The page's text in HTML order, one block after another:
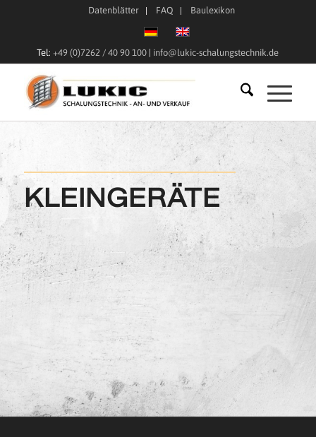
Datenblätter FAQ Baulexikon
Tel: +49 (0)7262 / 40 90 100 info@lukic-schalungstechnik.de
KLEINGERÄTE